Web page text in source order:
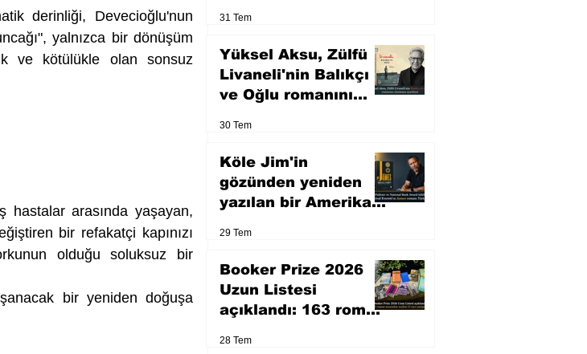
derinliği, Devecioğlu'nun
yalnızca bir dönüşüm
ve kötülükle olan sonsuz
hastalar arasında yaşayan,
bir refakatçi kapınızı
olduğu soluksuz bir
bir yeniden doğuşa
31 Tem
Yüksel Aksu, Zülfü
Livaneli'nin Balıkçı
ve Oğlu romanını
30 Tem
Köle Jim'in
gözünden yeniden
yazılan bir Amerikan
29 Tem
Booker Prize 2026
Uzun Listesi
açıklandı: 163 roman
28 Tem